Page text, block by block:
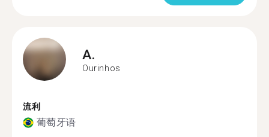
A.
Ourinhos
流利
葡萄牙语